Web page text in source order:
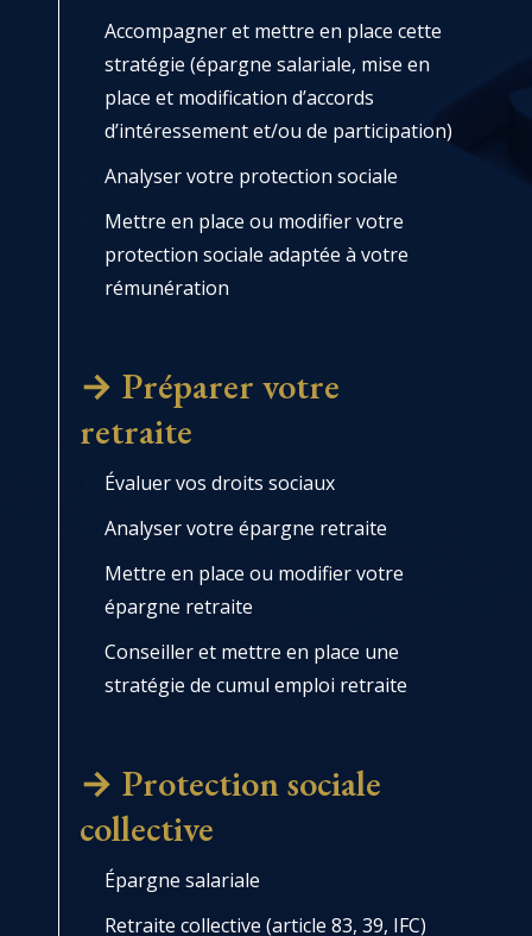
Accompagner et mettre en place cette
stratégie (épargne salariale, mise en
place et modification d’accords
d’intéressement et/ou de participation)
Analyser votre protection sociale
Mettre en place ou modifier votre
protection sociale adaptée à votre
rémunération
→ Préparer votre
retraite
Évaluer vos droits sociaux
Analyser votre épargne retraite
Mettre en place ou modifier votre
épargne retraite
Conseiller et mettre en place une
stratégie de cumul emploi retraite
→ Protection sociale
collective
Épargne salariale
Retraite collective (article 83, 39, IFC)